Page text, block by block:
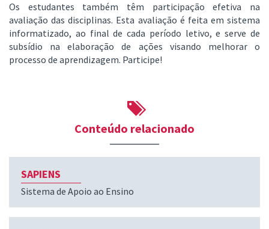
Os estudantes também têm participação efetiva na
avaliação das disciplinas. Esta avaliação é feita em sistema
informatizado, ao final de cada período letivo, e serve de
subsídio na elaboração de ações visando melhorar o
processo de aprendizagem. Participe!
Conteúdo relacionado
SAPIENS
Sistema de Apoio ao Ensino